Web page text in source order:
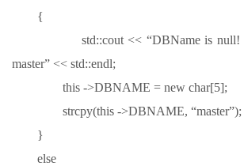
{
std::cout << “DBName is null!
master” << std::endl;
this ->DBNAME = new char[5];
strcpy(this ->DBNAME, “master”);
}
else